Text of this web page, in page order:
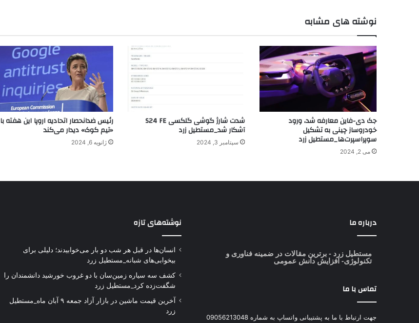
نوشته های مشابه
جک دی-فاین معارفه شد، ورود
خودروساز چینی به تشکیل
سوپراسپرت‌ها_مستطیل زرد
می 2, 2024
شدت شارژ گوشی گلکسی S24 FE
آشکار شد_مستطیل زرد
سپتامبر 3, 2024
رئیس ضد‌انحصار اتحادیه اروپا این هفته با
«تیم کوک» دیدار می‌کند
ژانویه 6, 2024
درباره ما
مستطیل زرد - برترین مقالات در ضمینه فناوری و
تکنولوژی- افزایش دانش عمومی
تماس با ما
جهت ارتباط با ما به پشتیبانی واتساپ به شماره 09056213048
نوشته‌های تازه
انسان‌ها در قبل هر شب دو بار می‌خوابیدند؛ دلیلی برای
بیخوابی‌های شبانه_مستطیل زرد
کشف سه سیاره زمین‌سان با دو غروب خورشید دانشمندان را
شگفت‌زده کرد_مستطیل زرد
آخرین قیمت ماشین در بازار آزاد جمعه ۹ آبان ماه_مستطیل
زرد